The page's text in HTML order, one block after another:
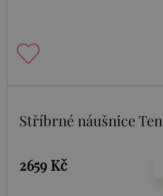
Stříbrné náušnice
2659 Kč